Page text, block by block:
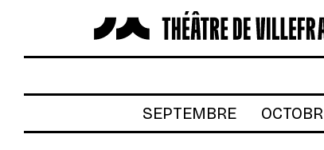
AUTOUR DES SPECTACLES
LE THÉÂTRE
SEPTEMBRE